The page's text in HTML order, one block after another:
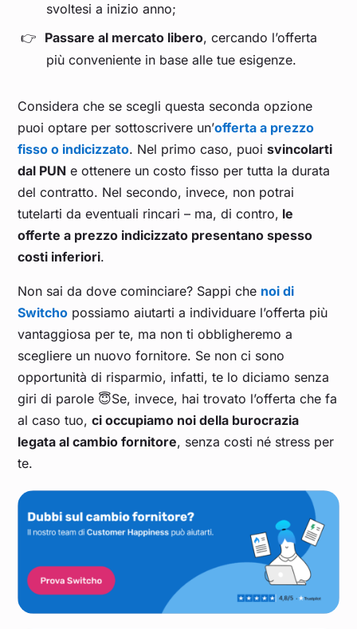
svoltesi a inizio anno;
Passare al mercato libero, cercando l’offerta
più conveniente in base alle tue esigenze.
Considera che se scegli questa seconda opzione
puoi optare per sottoscrivere un’offerta a prezzo
fisso o indicizzato. Nel primo caso, puoisvincolarti
dal PUN e ottenere un costo fisso per tutta la durata
del contratto. Nel secondo, invece, non potrai
tutelarti da eventuali rincari – ma, di contro, le
offerte a prezzo indicizzato presentano spesso
costi inferiori.
Non sai da dove cominciare? Sappi che noi di
Switcho possiamo aiutarti a individuare l’offerta più
vantaggiosa per te, ma non ti obbligheremo a
scegliere un nuovo fornitore. Se non ci sono
opportunità di risparmio, infatti, te lo diciamo senza
giri di parole 😇Se, invece, hai trovato l’offerta che fa
al caso tuo,ci occupiamo noi della burocrazia
legata al cambio fornitore, senza costi né stress per
te.